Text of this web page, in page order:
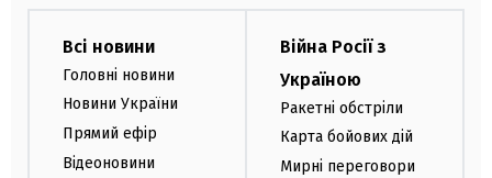
Всі новини
Головні новини
Новини України
Прямий ефір
Відеоновини
Війна Росії з
Україною
Ракетні обстріли
Карта бойових дій
Мирні переговори